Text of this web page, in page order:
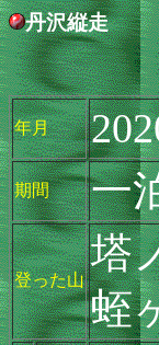
丹沢縦走
年月
期間 一
登った山
塔
蛭